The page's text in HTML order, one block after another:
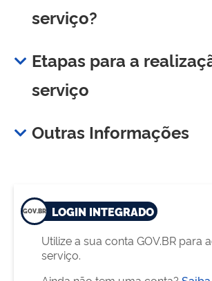
serviço?
Etapas para a
serviço
Outras Informações
LOGIN INTEGRADO
Utilize a sua conta GOV.BR para
serviço.